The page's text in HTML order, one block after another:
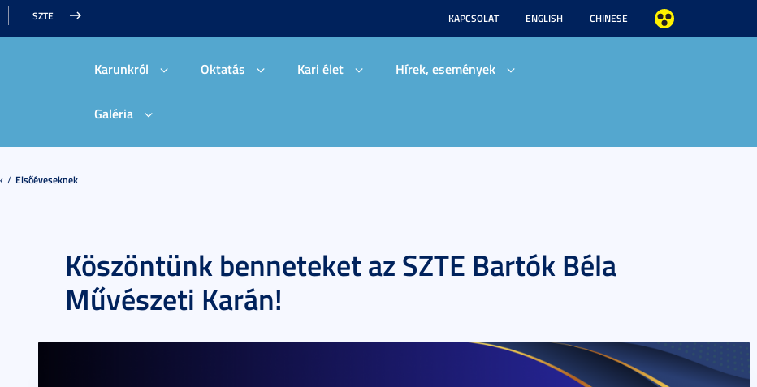
SZTE KAPCSOLAT ENGLISH CHINESE
Karunkról Oktatás Kari élet Hírek, események
Galéria
Elsőéveseknek
Köszöntünk benneteket az SZTE Bartók Béla
Művészeti Karán!